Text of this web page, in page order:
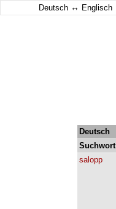
Deutsch ↔ Englisch
Deutsch
Suchwort
salopp